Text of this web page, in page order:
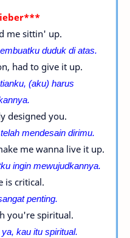
me sittin' up.
duduk di atas.
had to give it up.
(aku) harus
designed you.
mendesain dirimu.
me wanna live it up.
ingin mewujudkannya.
is critical.
penting.
you're spiritual.
kau itu spiritual.